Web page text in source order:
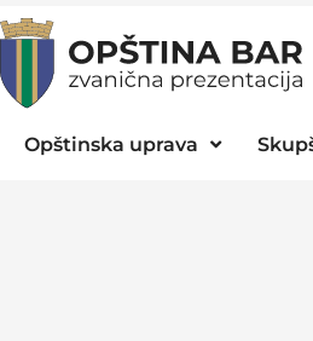
Opštinska uprava